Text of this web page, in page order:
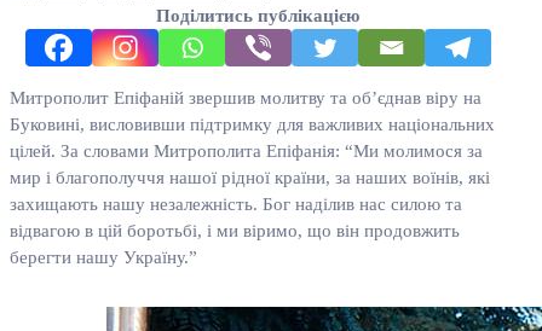
Поділитись публікацією
Митрополит Епіфаній звершив молитву та об’єднав віру на
Буковині, висловивши підтримку для важливих національних
цілей. За словами Митрополита Епіфанія: “Ми молимося за
мир і благополуччя нашої рідної країни, за наших воїнів, які
захищають нашу незалежність. Бог наділив нас силою та
відвагою в цій боротьбі, і ми віримо, що він продовжить
берегти нашу Україну.”